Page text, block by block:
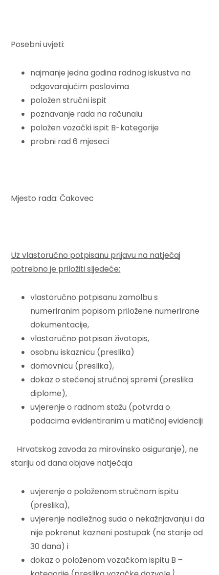
Posebni uvjeti:
najmanje jedna godina radnog iskustva na
odgovarajućim poslovima
položen stručni ispit
poznavanje rada na računalu
položen vozački ispit B-kategorije
probni rad 6 mjeseci
Mjesto rada: Čakovec
Uz vlastoručno potpisanu prijavu na natječaj
potrebno je priložiti sljedeće:
vlastoručno potpisanu zamolbu s
numeriranim popisom priložene numerirane
dokumentacije,
vlastoručno potpisan životopis,
osobnu iskaznicu (preslika)
domovnicu (preslika),
dokaz o stečenoj stručnoj spremi (preslika
diplome),
uvjerenje o radnom stažu (potvrda o
podacima evidentiranim u matičnoj evidenciji
Hrvatskog zavoda za mirovinsko osiguranje), ne
stariju od dana objave natječaja
uvjerenje o položenom stručnom ispitu
(preslika),
uvjerenje nadležnog suda o nekažnjavanju i da
nije pokrenut kazneni postupak (ne starije od
30 dana) i
dokaz o položenom vozačkom ispitu B –